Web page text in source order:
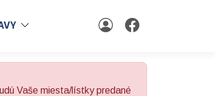
Vaše miesta/lístky predané